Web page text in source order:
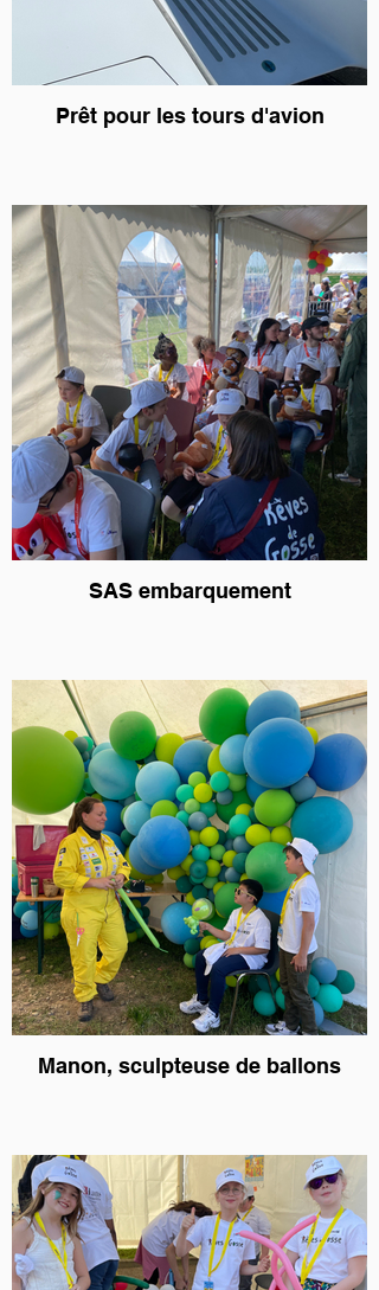
Prêt pour les tours d'avion
SAS embarquement
Manon, sculpteuse de ballons